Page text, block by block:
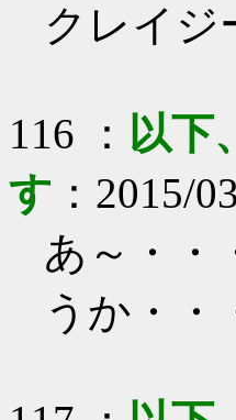
クレイジ
116 ： 以下
す ： 2015/
あ～・・
うか・・